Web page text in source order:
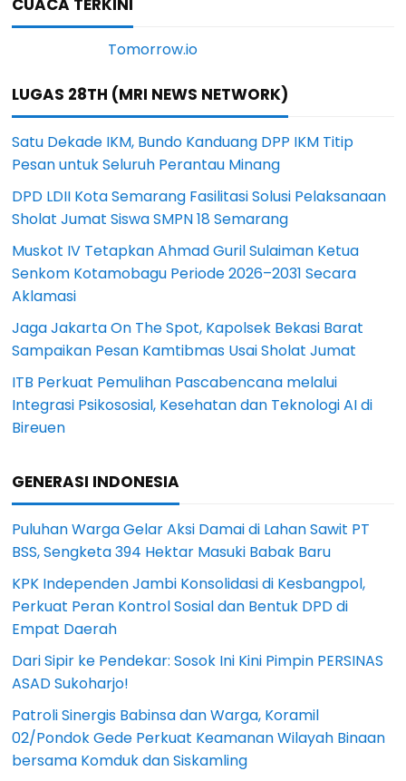
CUACA TERKINI
LUGAS 28TH (MRI NEWS NETWORK)
Satu Dekade IKM, Bundo Kanduang DPP IKM Titip
Pesan untuk Seluruh Perantau Minang
DPD LDII Kota Semarang Fasilitasi Solusi Pelaksanaan
Sholat Jumat Siswa SMPN 18 Semarang
Muskot IV Tetapkan Ahmad Guril Sulaiman Ketua
Senkom Kotamobagu Periode 2026–2031 Secara
Aklamasi
Jaga Jakarta On The Spot, Kapolsek Bekasi Barat
Sampaikan Pesan Kamtibmas Usai Sholat Jumat
ITB Perkuat Pemulihan Pascabencana melalui
Integrasi Psikososial, Kesehatan dan Teknologi AI di
Bireuen
GENERASI INDONESIA
Puluhan Warga Gelar Aksi Damai di Lahan Sawit PT
BSS, Sengketa 394 Hektar Masuki Babak Baru
KPK Independen Jambi Konsolidasi di Kesbangpol,
Perkuat Peran Kontrol Sosial dan Bentuk DPD di
Empat Daerah
Dari Sipir ke Pendekar: Sosok Ini Kini Pimpin PERSINAS
ASAD Sukoharjo!
Patroli Sinergis Babinsa dan Warga, Koramil
02/Pondok Gede Perkuat Keamanan Wilayah Binaan
bersama Komduk dan Siskamling